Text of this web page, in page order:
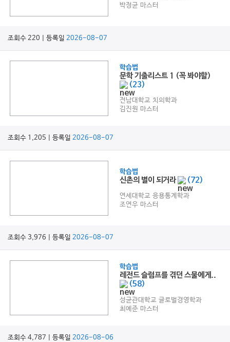
박정균 마스터
조회수 220 | 등록일 2026-08-07
학습법
문학 기출리스트 1 (꼭 봐야할)
(23)
전남대학교 치의학과
김진원 마스터
조회수 1,205 | 등록일 2026-08-07
학습법
신촌의 별이 되거라 (72)
연세대학교 응용통계학과
조연우 마스터
조회수 3,976 | 등록일 2026-08-07
학습법
레전드 슬럼프를 겪던 스물에게..
(58)
성균관대학교 글로벌경영학과
최예준 마스터
조회수 4,787 | 등록일 2026-08-06